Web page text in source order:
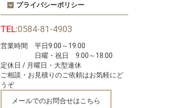
プライバシーポリシー
TEL:0584-81-4903
営業時間 平日9:00～19:00
日曜・祝日 9:00～18:00
定休日 / 月曜日・大型連休
ご相談・お見積りのご依頼はお気軽にど
うぞ
メールでのお問合せはこちら